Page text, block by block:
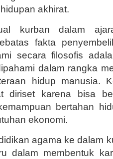
akhirat.
kurban dalam
fakta
secara filosofis
dalam rangka
hidup manusia.
diriset karena bisa
bertahan
ekonomi.
agama ke dalam
dalam membentuk